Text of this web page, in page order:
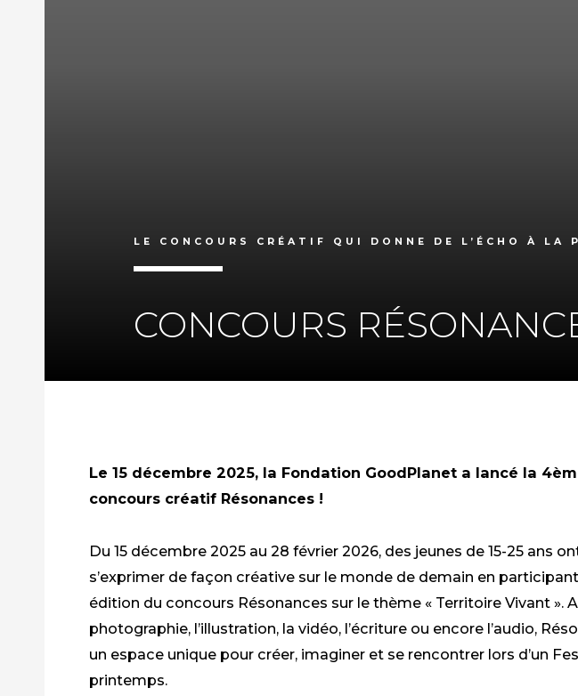
LE CONCOURS CRÉATIF QUI DONNE DE L’ÉCHO À LA
CONCOURS
Le 15 décembre 2025, la Fondation GoodPlanet a lancé la
concours créatif Résonances !
Du 15 décembre 2025 au 28 février 2026, des jeunes de 15-25 ans
s’exprimer de façon créative sur le monde de demain en
édition du concours Résonances sur le thème « Territoire Vivant ».
photographie, l’illustration, la vidéo, l’écriture ou encore l’audio,
un espace unique pour créer, imaginer et se rencontrer lors d’un
printemps.